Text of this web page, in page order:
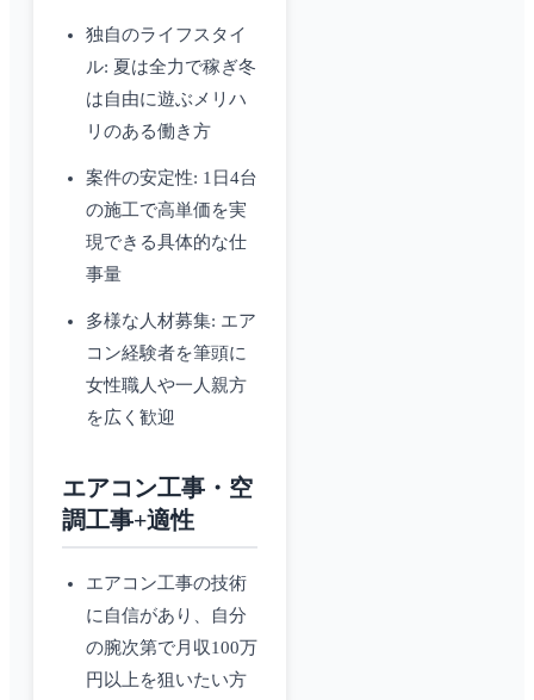
独自のライフスタイ
ル: 夏は全力で稼ぎ冬
は自由に遊ぶメリハ
リのある働き方
案件の安定性: 1日4台
の施工で高単価を実
現できる具体的な仕
事量
多様な人材募集: エア
コン経験者を筆頭に
女性職人や一人親方
を広く歓迎
エアコン工事・空
調工事+適性
エアコン工事の技術
に自信があり、自分
の腕次第で月収100万
円以上を狙いたい方